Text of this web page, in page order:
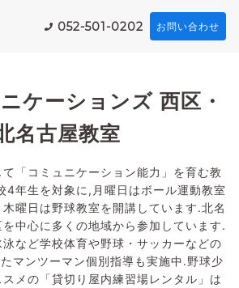
052-501-0202 お問い合わせ
ケーションズ 西区・
名古屋教室
「コミュニケーション能力」を育む教
4年生を対象に,月曜日はボール運動教室
曜日は野球教室を開講しています.北名
中心に多くの地域から参加しています.
など学校体育や野球・サッカーなどの
マンツーマン個別指導も実施中.野球少
メの「貸切り屋内練習場レンタル」は